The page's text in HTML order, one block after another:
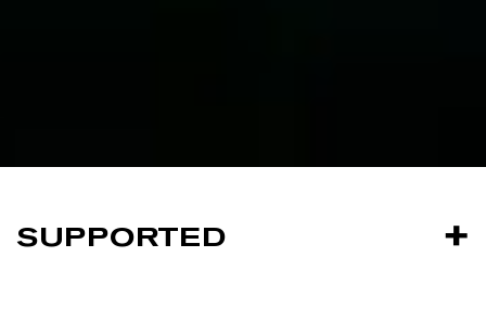
SUPPORTED